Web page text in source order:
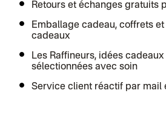
Retours et échanges gratuits
Emballage cadeau, coffrets
cadeaux
Les Raffineurs, idées
sélectionnées avec soin
Service client réactif par mail